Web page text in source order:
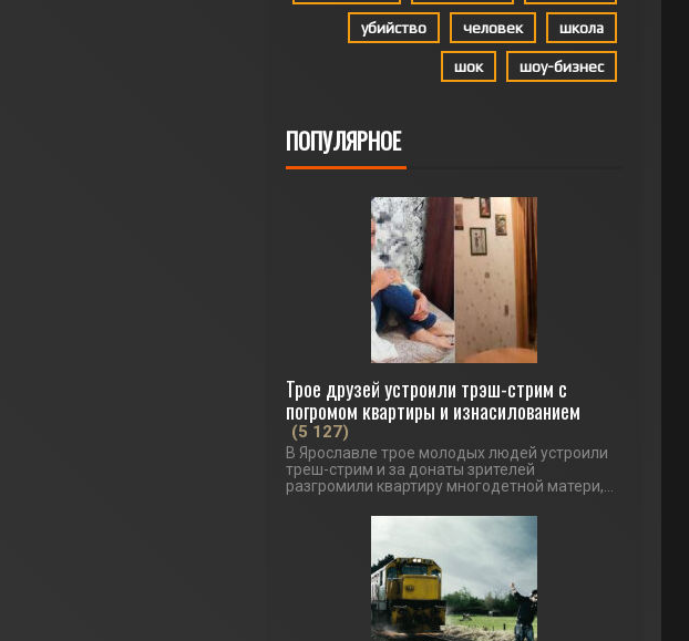
убийство человек школа
шок шоу-бизнес
ПОПУЛЯРНОЕ
Трое друзей устроили трэш-стрим с
погромом квартиры и изнасилованием
(5 127)
В Ярославле трое молодых людей устроили
треш-стрим и за донаты зрителей
разгромили квартиру многодетной матери,...